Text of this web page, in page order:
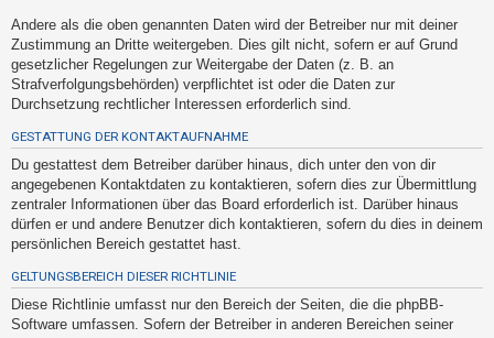
S
u
c
e
F
A
Q
Andere als die oben genannten Daten wird der Betreiber nur mit deiner
Zustimmung an Dritte weitergeben. Dies gilt nicht, sofern er auf Grund
gesetzlicher Regelungen zur Weitergabe der Daten (z. B. an
Strafverfolgungsbehörden) verpflichtet ist oder die Daten zur
Durchsetzung rechtlicher Interessen erforderlich sind.
GESTATTUNG DER KONTAKTAUFNAHME
Du gestattest dem Betreiber darüber hinaus, dich unter den von dir
angegebenen Kontaktdaten zu kontaktieren, sofern dies zur Übermittlung
zentraler Informationen über das Board erforderlich ist. Darüber hinaus
dürfen er und andere Benutzer dich kontaktieren, sofern du dies in deinem
persönlichen Bereich gestattet hast.
GELTUNGSBEREICH DIESER RICHTLINIE
Diese Richtlinie umfasst nur den Bereich der Seiten, die die phpBB-
Software umfassen. Sofern der Betreiber in anderen Bereichen seiner